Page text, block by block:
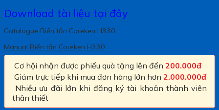
Download tài liệu tại đây
Catalogue Biến tần Coreken H330
Manual Biến tần Coreken H330
Cơ hội nhận được phiếu quà tặng lên đến 200.000đ
Giảm trực tiếp khi mua đơn hàng lớn hơn 2.000.000đ
Nhiều ưu đãi lớn khi đăng ký tài khoản thành viên
thân thiết